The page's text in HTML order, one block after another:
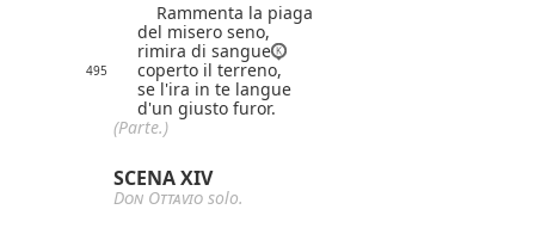
Rammenta la piaga
del misero seno,
rimira di sangue
495
coperto il terreno,
se l'ira in te langue
d'un giusto furor.
(Parte.)
SCENA XIV
Don Ottavio solo.